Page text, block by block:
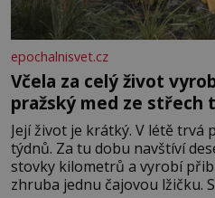
epochalnisvet.cz
Včela za celý život
pražský med ze střech
Její život je krátký. V létě trvá
týdnů. Za tu dobu navštíví
stovky kilometrů a vyrobí
zhruba jednu čajovou lžičku.